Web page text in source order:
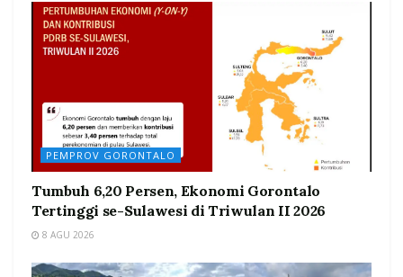
PEMPROV GORONTALO
Tumbuh 6,20 Persen, Ekonomi Gorontalo
Tertinggi se-Sulawesi di Triwulan II 2026
8 AGU 2026